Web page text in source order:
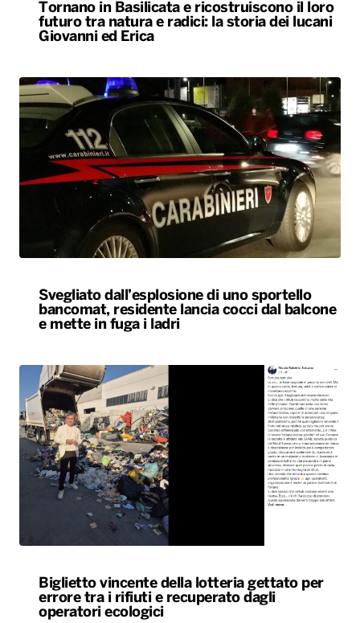
Tornano in Basilicata e ricostruiscono il loro
futuro tra natura e radici: la storia dei lucani
Giovanni ed Erica
Svegliato dall’esplosione di uno sportello
bancomat, residente lancia cocci dal balcone
e mette in fuga i ladri
Biglietto vincente della lotteria gettato per
errore tra i rifiuti e recuperato dagli
operatori ecologici